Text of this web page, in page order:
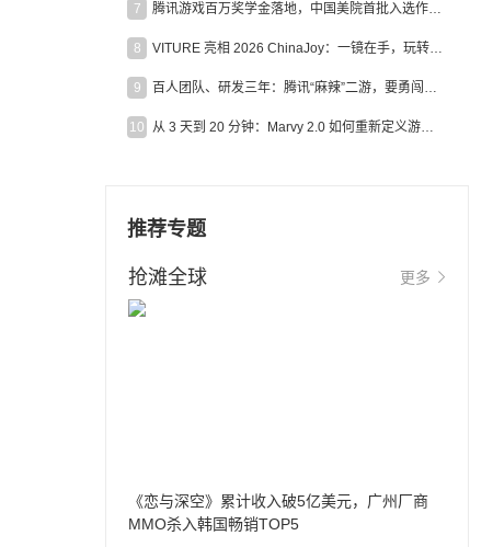
7 腾讯游戏百万奖学金落地，中国美院首批入选作品获业内关注
8 VITURE 亮相 2026 ChinaJoy：一镜在手，玩转全场！
9 百人团队、研发三年：腾讯“麻辣”二游，要勇闯男性恋爱市场
10 从 3 天到 20 分钟：Marvy 2.0 如何重新定义游戏出海营销效率？
推荐专题
抢滩全球 更多
《恋与深空》累计收入破5亿美元，广州厂商
MMO杀入韩国畅销TOP5